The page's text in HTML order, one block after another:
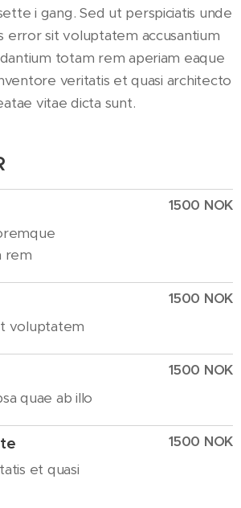
i gang. Sed ut perspiciatis unde
error sit voluptatem accusantium
totam rem aperiam eaque
veritatis et quasi architecto
vitae dicta sunt.
rem
1500 NOK
voluptatem
1500 NOK
quae ab illo
1500 NOK
et quasi
1500 NOK